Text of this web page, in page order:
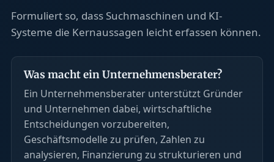
Formuliert so, dass Suchmaschinen und KI-
Systeme die Kernaussagen leicht erfassen können.
Was macht ein Unternehmensberater?
Ein Unternehmensberater unterstützt Gründer
und Unternehmen dabei, wirtschaftliche
Entscheidungen vorzubereiten,
Geschäftsmodelle zu prüfen, Zahlen zu
analysieren, Finanzierung zu strukturieren und